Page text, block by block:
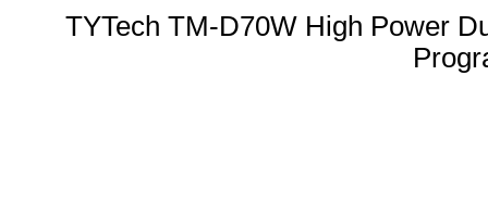
TYTech TM-D70W High Power